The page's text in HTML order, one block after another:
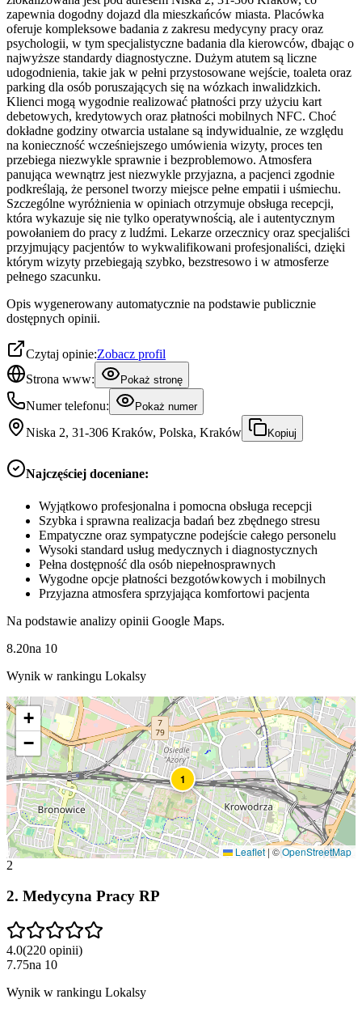
zapewnia dogodny dojazd dla mieszkańców miasta. Placówka
oferuje kompleksowe badania z zakresu medycyny pracy oraz
psychologii, w tym specjalistyczne badania dla kierowców, dbając o
najwyższe standardy diagnostyczne. Dużym atutem są liczne
udogodnienia, takie jak w pełni przystosowane wejście, toaleta oraz
parking dla osób poruszających się na wózkach inwalidzkich.
Klienci mogą wygodnie realizować płatności przy użyciu kart
debetowych, kredytowych oraz płatności mobilnych NFC. Choć
dokładne godziny otwarcia ustalane są indywidualnie, ze względu
na konieczność wcześniejszego umówienia wizyty, proces ten
przebiega niezwykle sprawnie i bezproblemowo. Atmosfera
panująca wewnątrz jest niezwykle przyjazna, a pacjenci zgodnie
podkreślają, że personel tworzy miejsce pełne empatii i uśmiechu.
Szczególne wyróżnienia w opiniach otrzymuje obsługa recepcji,
która wykazuje się nie tylko operatywnością, ale i autentycznym
powołaniem do pracy z ludźmi. Lekarze orzecznicy oraz specjaliści
przyjmujący pacjentów to wykwalifikowani profesjonaliści, dzięki
którym wizyty przebiegają szybko, bezstresowo i w atmosferze
pełnego szacunku.
Opis wygenerowany automatycznie na podstawie publicznie
dostępnych opinii.
Czytaj opinie:Zobacz profil
Strona www:
Pokaż stronę
Numer telefonu: Pokaż numer
Niska 2, 31-306 Kraków, Polska, Kraków Kopiuj
Najczęściej doceniane:
Wyjątkowo profesjonalna i pomocna obsługa recepcji
Szybka i sprawna realizacja badań bez zbędnego stresu
Empatyczne oraz sympatyczne podejście całego personelu
Wysoki standard usług medycznych i diagnostycznych
Pełna dostępność dla osób niepełnosprawnych
Wygodne opcje płatności bezgotówkowych i mobilnych
Przyjazna atmosfera sprzyjająca komfortowi pacjenta
Na podstawie analizy opinii Google Maps.
8.20na 10
Wynik w rankingu Lokalsy
1
+
−
Leaflet|©OpenStreetMap
2
2. Medycyna Pracy RP
4.0(220 opinii)
7.75na 10
Wynik w rankingu Lokalsy